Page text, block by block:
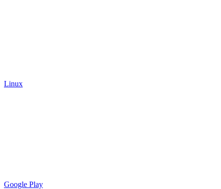
Linux
Google Play